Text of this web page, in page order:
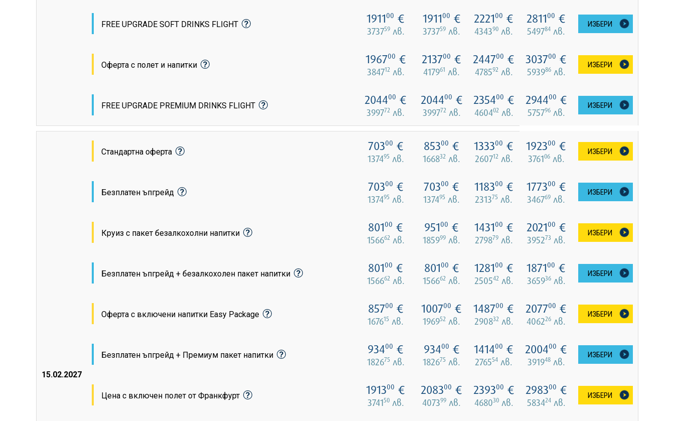
FREE UPGRADE SOFT DRINKS FLIGHT 191100 €
373759лв.
191100 €
373759 лв.
222100 €
434390 лв.
281100 €
549784 лв.
ИЗБЕРИ
Оферта с полет и напитки 196700 €
384712 лв.
213700 €
417961 лв.
244700 €
478592 лв.
303700 €
593986лв.
ИЗБЕРИ
FREE UPGRADE PREMIUM DRINKS FLIGHT 204400 €
399772 лв.
204400 €
399772 лв.
235400 €
460402 лв.
294400 €
575796лв.
ИЗБЕРИ
15.02.2027
Стандартна оферта 70300 €
137495 лв.
85300 €
166832 лв.
133300 €
260712 лв.
192300 €
376106лв.
ИЗБЕРИ
Безплатен ъпгрейд 70300 €
137495 лв.
70300 €
137495 лв.
118300 €
231375 лв.
177300 €
346769 лв.
ИЗБЕРИ
Круиз с пакет безалкохолни напитки 80100 €
156662 лв.
95100 €
185999 лв.
143100 €
279879лв.
202100 €
395273 лв.
ИЗБЕРИ
Безплатен ъпгрейд + безалкохолен пакет напитки 80100 €
156662 лв.
80100 €
156662 лв.
128100 €
250542 лв.
187100 €
365936лв.
ИЗБЕРИ
Оферта с включени напитки Easy Package 85700 €
167615 лв.
100700 €
196952 лв.
148700 €
290832 лв.
207700 €
406226 лв.
ИЗБЕРИ
Безплатен ъпгрейд + Премиум пакет напитки 93400 €
182675 лв.
93400 €
182675 лв.
141400 €
276554 лв.
200400 €
391948лв.
ИЗБЕРИ
Цена с включен полет от Франкфурт 191300 €
374150лв.
208300 €
407399 лв.
239300 €
468030лв.
298300 €
583424лв.
ИЗБЕРИ